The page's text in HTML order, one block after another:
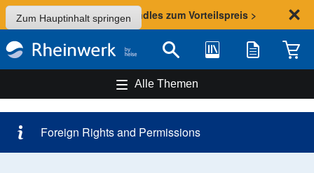
Zum Hauptinhalt springen
Sommer-Aktion: Bundles zum Vorteilspreis >
Suche Bibliothek Merkliste
Alle Themen
Foreign Rights and Permissions